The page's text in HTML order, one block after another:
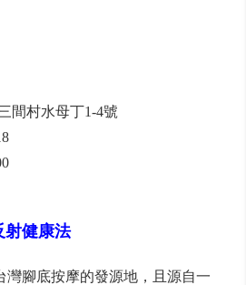
間村水母丁1-4號
射健康法
灣腳底按摩的發源地，且源自一